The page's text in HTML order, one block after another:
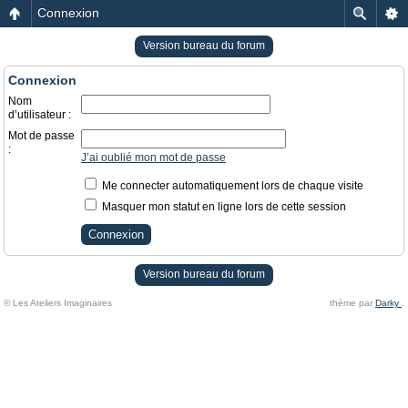
Connexion
Version bureau du forum
Connexion
Nom
d’utilisateur :
Mot de passe
:
J’ai oublié mon mot de passe
Me connecter automatiquement lors de chaque visite
Masquer mon statut en ligne lors de cette session
Version bureau du forum
© Les Ateliers Imaginaires thème par Darky